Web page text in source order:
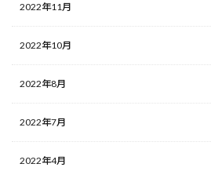
2022年11月
2022年10月
2022年8月
2022年7月
2022年4月